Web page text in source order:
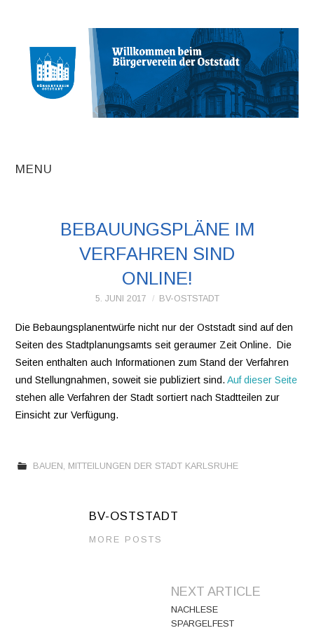
MENU
BEITRÄGE
VEREINE
WIR ÜBER UNS
OSTSTADT-
BEBAUUNGSPLÄNE IM
VERFAHREN SIND
ONLINE!
5. JUNI 2017 BV-OSTSTADT
Die Bebaungsplanentwürfe nicht nur der Oststadt sind auf den
Seiten des Stadtplanungsamts seit geraumer Zeit Online. Die
Seiten enthalten auch Informationen zum Stand der Verfahren
und Stellungnahmen, soweit sie publiziert sind.Auf dieser Seite
stehen alle Verfahren der Stadt sortiert nach Stadtteilen zur
Einsicht zur Verfügung.
BAUEN MITTEILUNGEN DER STADT KARLSRUHE
BV-OSTSTADT
MORE POSTS
NEXT ARTICLE
NACHLESE
SPARGELFEST